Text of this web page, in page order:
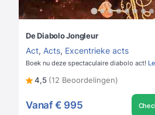
De Diabolo Jongleur
Act, Acts, Excentrieke acts
Boek nu deze spectaculaire diabolo act!
4,5 (12 Beoordelingen)
Vanaf € 995